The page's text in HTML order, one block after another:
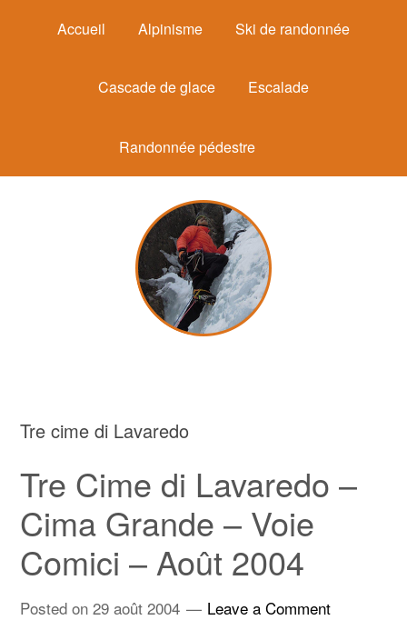
Accueil Alpinisme Ski de randonnée
Cascade de glace Escalade
Randonnée pédestre
Tre cime di Lavaredo
Tre Cime di Lavaredo –
Cima Grande – Voie
Comici – Août 2004
Posted on29 août 2004 Leave a Comment